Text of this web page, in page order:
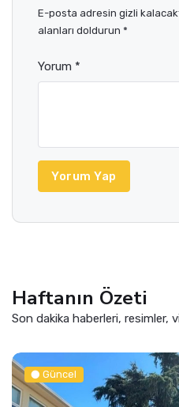
E-posta adresin gizli
alanları doldurun *
Yorum *
Yorum Yap
Haftanın Özeti
Son dakika haberleri, resimler,
Güncel